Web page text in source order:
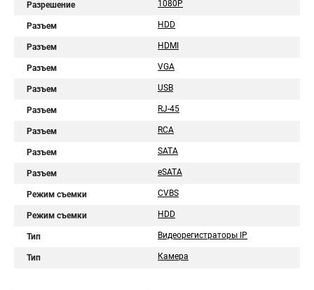
Разрешение 1080Р
Разъем HDD
Разъем HDMI
Разъем VGA
Разъем USB
Разъем RJ-45
Разъем RCA
Разъем SATA
Разъем eSATA
Режим съемки CVBS
Режим съемки HDD
Тип Видеорегистраторы IP
Тип Камера